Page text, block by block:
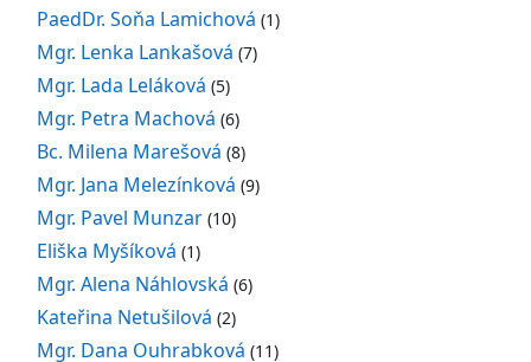
PaedDr. Soňa Lamichová (1)
Mgr. Lenka Lankašová (7)
Mgr. Lada Leláková (5)
Mgr. Petra Machová (6)
Bc. Milena Marešová (8)
Mgr. Jana Melezínková (9)
Mgr. Pavel Munzar (10)
Eliška Myšíková (1)
Mgr. Alena Náhlovská (6)
Kateřina Netušilová (2)
Mgr. Dana Ouhrabková (11)